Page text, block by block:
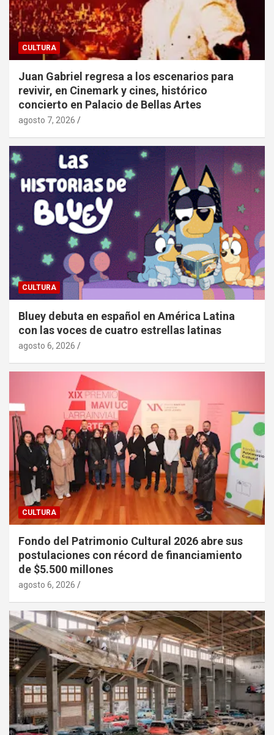
CULTURA
Juan Gabriel regresa a los escenarios para
revivir, en Cinemark y cines, histórico
concierto en Palacio de Bellas Artes
agosto 7, 2026
CULTURA
Bluey debuta en español en América Latina
con las voces de cuatro estrellas latinas
agosto 6, 2026
CULTURA
Fondo del Patrimonio Cultural 2026 abre sus
postulaciones con récord de financiamiento
de $5.500 millones
agosto 6, 2026